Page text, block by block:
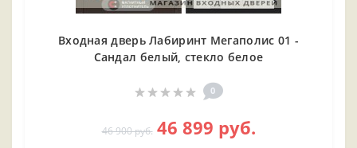
Входная дверь Лабиринт Мегаполис 01 -
Сандал белый, стекло белое
0
46 900 руб. 46 899 руб.